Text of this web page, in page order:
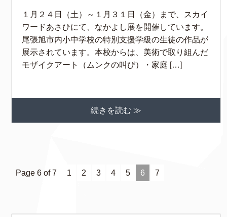
１月２４日（土）～１月３１日（金）まで、スカイ
ワードあさひにて、なかよし展を開催しています。
尾張旭市内小中学校の特別支援学級の生徒の作品が
展示されています。本校からは、美術で取り組んだ
モザイクアート（ムンクの叫び）・家庭 […]
続きを読む ≫
Page 6 of 7 1 2 3 4 5 6 7